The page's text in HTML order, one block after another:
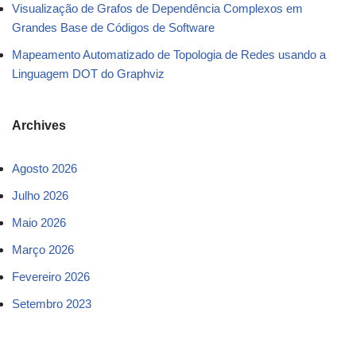
Visualização de Grafos de Dependência Complexos em
Grandes Base de Códigos de Software
Mapeamento Automatizado de Topologia de Redes usando a
Linguagem DOT do Graphviz
Archives
Agosto 2026
Julho 2026
Maio 2026
Março 2026
Fevereiro 2026
Setembro 2023